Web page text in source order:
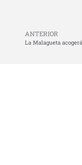
ANTERIOR